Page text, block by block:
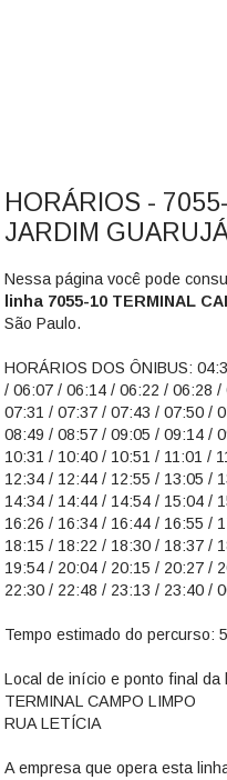
HORÁRIOS -
JARDIM
Nessa página você pode
linha 7055-10 TERMINAL
São Paulo.
HORÁRIOS DOS ÔNIBUS:
/ 06:07 / 06:14 / 06:22 / 06:28
07:31 / 07:37 / 07:43 / 07:50 /
08:49 / 08:57 / 09:05 / 09:14 /
10:31 / 10:40 / 10:51 / 11:01 /
12:34 / 12:44 / 12:55 / 13:05 /
14:34 / 14:44 / 14:54 / 15:04 /
16:26 / 16:34 / 16:44 / 16:55 /
18:15 / 18:22 / 18:30 / 18:37 /
19:54 / 20:04 / 20:15 / 20:27 /
22:30 / 22:48 / 23:13 / 23:40 /
Tempo estimado do percurso:
Local de início e ponto final da
TERMINAL CAMPO LIMPO
RUA LETÍCIA
A empresa que opera esta